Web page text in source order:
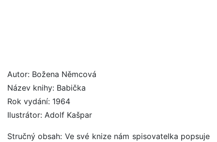
Autor: Božena Němcová
Název knihy: Babička
Rok vydání: 1964
Ilustrátor: Adolf Kašpar
Stručný obsah: Ve své knize nám spisovatelka popsuje